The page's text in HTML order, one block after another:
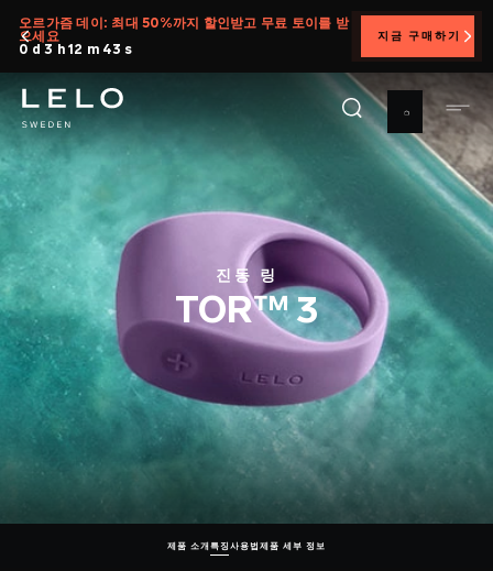
콘
텐
츠
로
건
너
기
오르가즘 데이: 최대 50%까지 할인받고 무료 토이를 받
으세요
0 d 3 h 12 m 41 s
지금 구매하기
진동 링
TOR™ 3
제품 소개 특징 사용법 제품 세부 정보